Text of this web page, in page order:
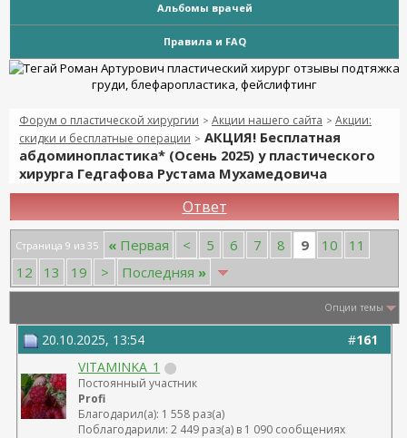
Альбомы врачей
Правила и FAQ
Форум о пластической хирургии > Акции нашего сайта > Акции:
скидки и бесплатные операции > АКЦИЯ! Бесплатная
абдоминопластика* (Осень 2025) у пластического
хирурга Гедгафова Рустама Мухамедовича
Ответ
Страница 9 из 35 « Первая < 5 6 7 8 9 10
11
12
13 19 > Последняя »
Опции темы
#161
20.10.2025, 13:54
VITAMINKA_1
Постоянный участник
Profi
Благодарил(а): 1 558 раз(а)
Поблагодарили: 2 449 раз(а) в 1 090 сообщениях